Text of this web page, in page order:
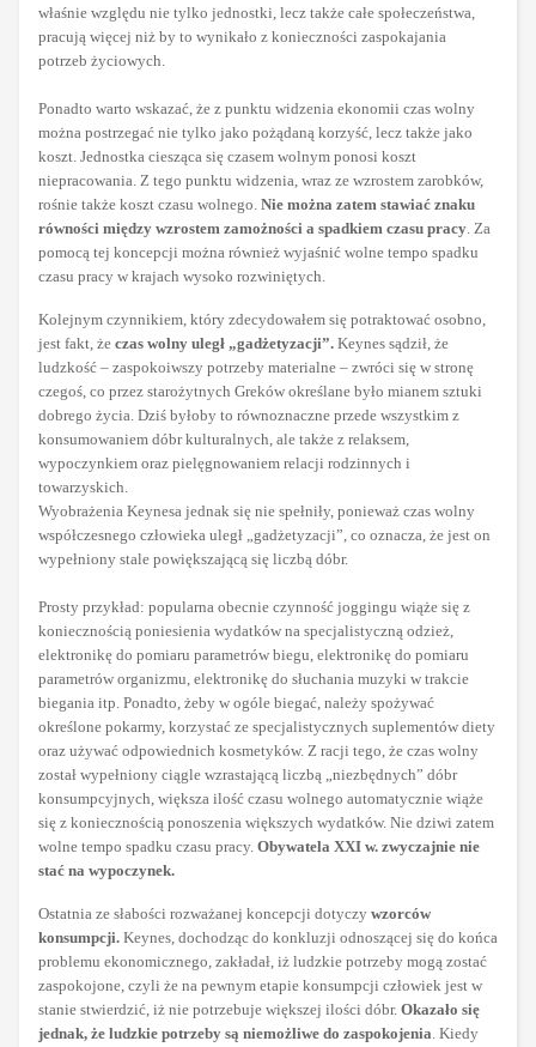
właśnie względu nie tylko jednostki, lecz także całe społeczeństwa,
pracują więcej niż by to wynikało z konieczności zaspokajania
potrzeb życiowych.
Ponadto warto wskazać, że z punktu widzenia ekonomii czas wolny
można postrzegać nie tylko jako pożądaną korzyść, lecz także jako
koszt. Jednostka ciesząca się czasem wolnym ponosi koszt
niepracowania. Z tego punktu widzenia, wraz ze wzrostem zarobków,
rośnie także koszt czasu wolnego. Nie można zatem stawiać znaku
równości między wzrostem zamożności a spadkiem czasu pracy. Za
pomocą tej koncepcji można również wyjaśnić wolne tempo spadku
czasu pracy w krajach wysoko rozwiniętych.
Kolejnym czynnikiem, który zdecydowałem się potraktować osobno,
jest fakt, że czas wolny uległ „gadżetyzacji”. Keynes sądził, że
ludzkość – zaspokoiwszy potrzeby materialne – zwróci się w stronę
czegoś, co przez starożytnych Greków określane było mianem sztuki
dobrego życia. Dziś byłoby to równoznaczne przede wszystkim z
konsumowaniem dóbr kulturalnych, ale także z relaksem,
wypoczynkiem oraz pielęgnowaniem relacji rodzinnych i
towarzyskich.
Wyobrażenia Keynesa jednak się nie spełniły, ponieważ czas wolny
współczesnego człowieka uległ „gadżetyzacji”, co oznacza, że jest on
wypełniony stale powiększającą się liczbą dóbr.
Prosty przykład: popularna obecnie czynność joggingu wiąże się z
koniecznością poniesienia wydatków na specjalistyczną odzież,
elektronikę do pomiaru parametrów biegu, elektronikę do pomiaru
parametrów organizmu, elektronikę do słuchania muzyki w trakcie
biegania itp. Ponadto, żeby w ogóle biegać, należy spożywać
określone pokarmy, korzystać ze specjalistycznych suplementów diety
oraz używać odpowiednich kosmetyków. Z racji tego, że czas wolny
został wypełniony ciągle wzrastającą liczbą „niezbędnych” dóbr
konsumpcyjnych, większa ilość czasu wolnego automatycznie wiąże
się z koniecznością ponoszenia większych wydatków. Nie dziwi zatem
wolne tempo spadku czasu pracy. Obywatela XXI w. zwyczajnie nie
stać na wypoczynek.
Ostatnia ze słabości rozważanej koncepcji dotyczy wzorców
konsumpcji. Keynes, dochodząc do konkluzji odnoszącej się do końca
problemu ekonomicznego, zakładał, iż ludzkie potrzeby mogą zostać
zaspokojone, czyli że na pewnym etapie konsumpcji człowiek jest w
stanie stwierdzić, iż nie potrzebuje większej ilości dóbr. Okazało się
jednak, że ludzkie potrzeby są niemożliwe do zaspokojenia. Kiedy